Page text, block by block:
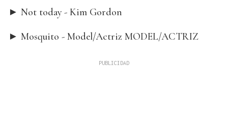
► Not today - Kim Gordon
► Mosquito - Model/Actriz MODEL/ACTRIZ